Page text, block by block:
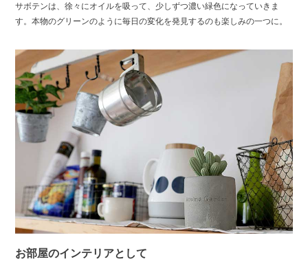
サボテンは、徐々にオイルを吸って、少しずつ濃い緑色になっていきま
す。本物のグリーンのように毎日の変化を発見するのも楽しみの一つに。
お部屋のインテリアとして